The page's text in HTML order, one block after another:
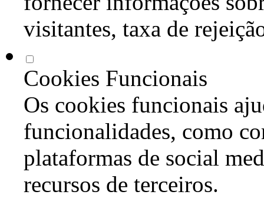
visitantes, taxa de
Cookies Funcionais
Os cookies funcionais
funcionalidades, como
plataformas de social
recursos de terceiros.